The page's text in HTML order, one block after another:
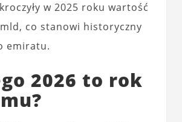
w 2025 roku wartość
mld, co stanowi historyczny
emiratu.
2026 to rok